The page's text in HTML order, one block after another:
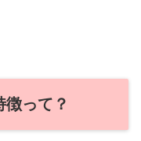
って？